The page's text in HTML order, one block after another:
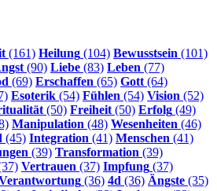
(161) Heilung (104) Bewusstsein (101)
(90) Liebe (83) Leben (77)
(69) Erschaffen (65) Gott(64)
Esoterik (54) Fühlen (54) Vision (52)
(50) Freiheit(50) Erfolg (49)
Manipulation (48) Wesenheiten (46)
(45) Integration (41) Menschen (41)
(39) Transformation (39)
Vertrauen (37) Impfung (37)
(36) 4d (36) Ängste (35)